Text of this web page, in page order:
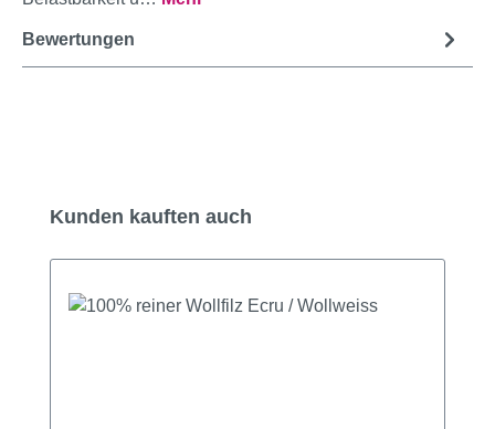
Bewertungen
Produktgalerie überspringen
Kunden kauften auch